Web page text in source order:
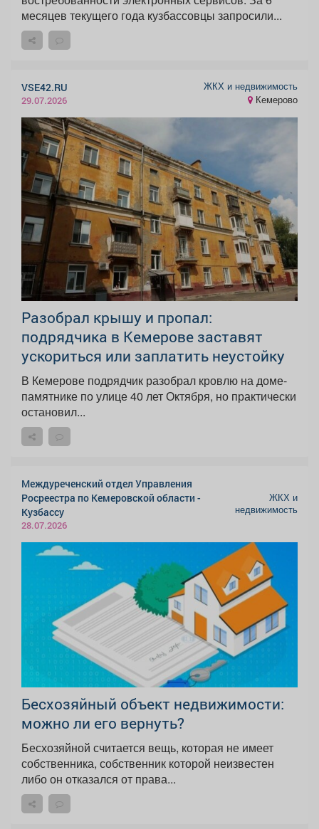
месяцев текущего года кузбассовцы запросили...
VSE42.RU
29.07.2026
ЖКХ и недвижимость
Кемерово
Разобрал крышу и пропал:
подрядчика в Кемерове заставят
ускориться или заплатить неустойку
В Кемерове подрядчик разобрал кровлю на доме-
памятнике по улице 40 лет Октября, но практически
остановил...
Междуреченский отдел Управления
Росреестра по Кемеровской области -
Кузбассу
28.07.2026
ЖКХ и
недвижимость
Бесхозяйный объект недвижимости:
можно ли его вернуть?
Бесхозяйной считается вещь, которая не имеет
собственника, собственник которой неизвестен
либо он отказался от права...